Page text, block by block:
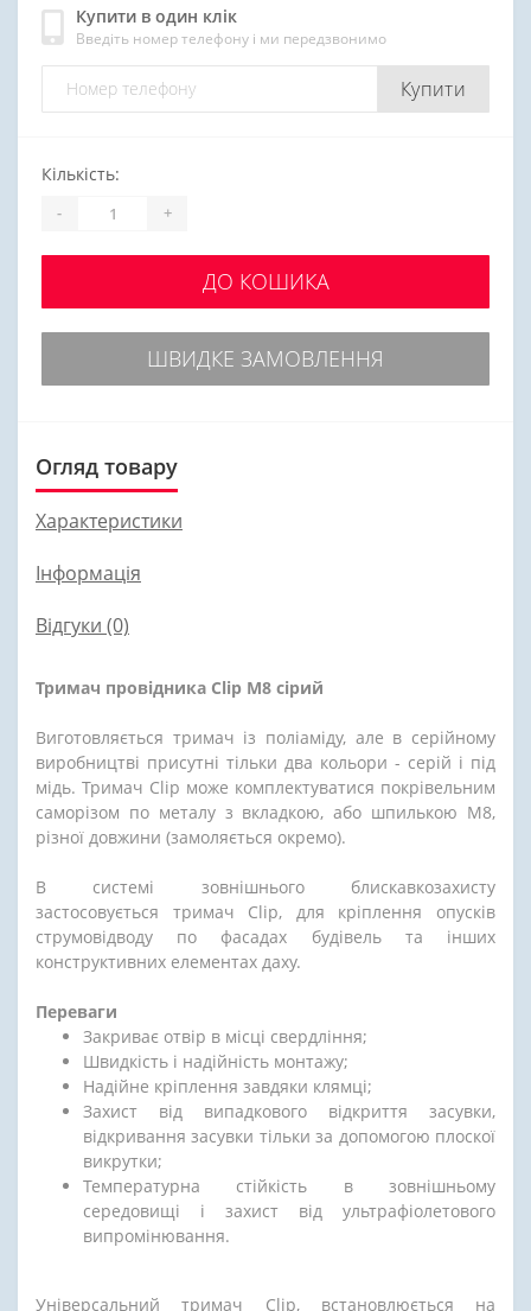
Купити в один клік
Введіть номер телефону і ми передзвонимо
Купити
Кількість:
- +
ДО КОШИКА
ШВИДКЕ ЗАМОВЛЕННЯ
Огляд товару
Характеристики
Інформація
Відгуки (0)
Тримач провідника Сlip М8 сірий
Виготовляється тримач із поліаміду, але в серійному
виробництві присутні тільки два кольори - серій і під
мідь. Тримач Сlip може комплектуватися покрівельним
саморізом по металу з вкладкою, або шпилькою М8,
різної довжини (замоляється окремо).
В системі зовнішнього блискавкозахисту
застосовується тримач Сlip, для кріплення опусків
струмовідводу по фасадах будівель та інших
конструктивних елементах даху.
Переваги
Закриває отвір в місці свердління;
Швидкість і надійність монтажу;
Надійне кріплення завдяки клямці;
Захист від випадкового відкриття засувки,
відкривання засувки тільки за допомогою плоскої
викрутки;
Температурна стійкість в зовнішньому
середовищі і захист від ультрафіолетового
випромінювання.
Універсальний тримач Сlip, встановлюється на